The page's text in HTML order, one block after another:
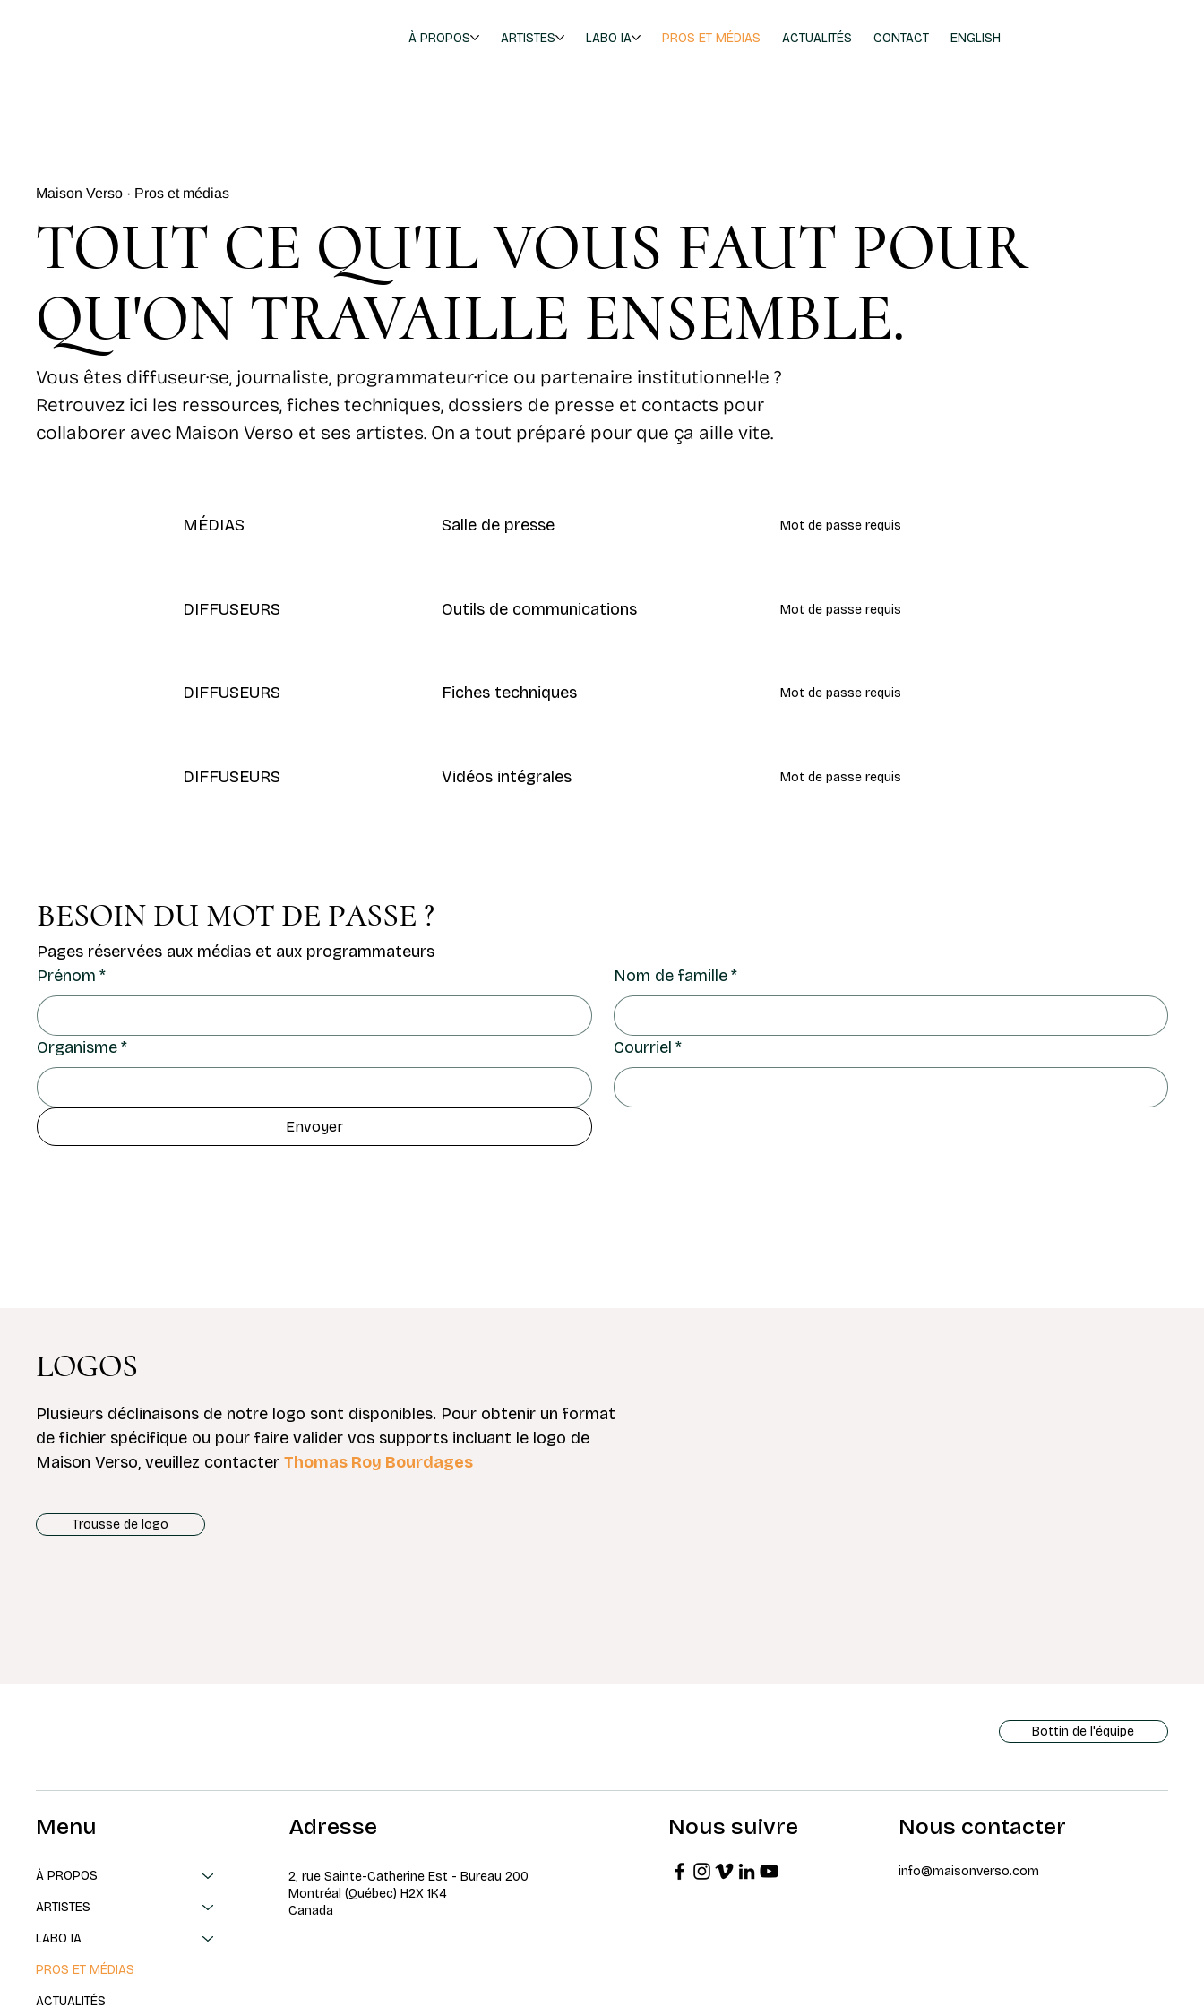
À PROPOS ARTISTES LABO IA PROS ET MÉDIAS ACTUALITÉS CONTACT ENGLISH
Maison Verso · Pros et médias
TOUT CE QU'IL VOUS FAUT POUR
QU'ON TRAVAILLE ENSEMBLE.
Vous êtes diffuseur·se, journaliste, programmateur·rice ou partenaire institutionnel·le ?
Retrouvez ici les ressources, fiches techniques, dossiers de presse et contacts pour
collaborer avec Maison Verso et ses artistes. On a tout préparé pour que ça aille vite.
Salle de presse
MÉDIAS Mot de passe requis
Outils de communications
DIFFUSEURS Mot de passe requis
Fiches techniques
DIFFUSEURS Mot de passe requis
Vidéos intégrales
DIFFUSEURS Mot de passe requis
BESOIN DU MOT DE PASSE ?
Pages réservées aux médias et aux programmateurs
Prénom * Nom de famille *
Organisme* Courriel *
Envoyer
LOGOS
Plusieurs déclinaisons de notre logo sont disponibles. Pour obtenir un format
de fichier spécifique ou pour faire valider vos supports incluant le logo de
Maison Verso, veuillez contacterThomas Roy Bourdages
Trousse de logo
Bottin de l'équipe
Menu
À PROPOS
ARTISTES
LABO IA
PROS ET MÉDIAS
ACTUALITÉS
Adresse
2, rue Sainte-Catherine Est - Bureau 200
Montréal (Québec) H2X 1K4
Canada
Nous suivre Nous contacter
info@maisonverso.com